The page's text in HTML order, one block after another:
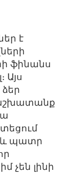
է
ֆինանս
Այս
պատր
չեն լինի